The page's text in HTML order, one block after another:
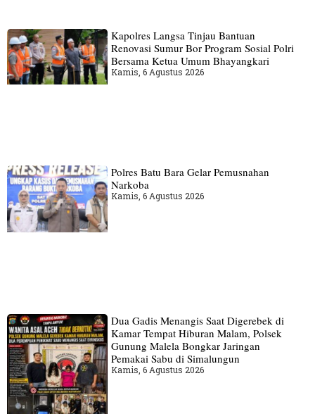
Kapolres Langsa Tinjau Bantuan
Renovasi Sumur Bor Program Sosial Polri
Bersama Ketua Umum Bhayangkari
Kamis, 6 Agustus 2026
Polres Batu Bara Gelar Pemusnahan
Narkoba
Kamis, 6 Agustus 2026
Dua Gadis Menangis Saat Digerebek di
Kamar Tempat Hiburan Malam, Polsek
Gunung Malela Bongkar Jaringan
Pemakai Sabu di Simalungun
Kamis, 6 Agustus 2026